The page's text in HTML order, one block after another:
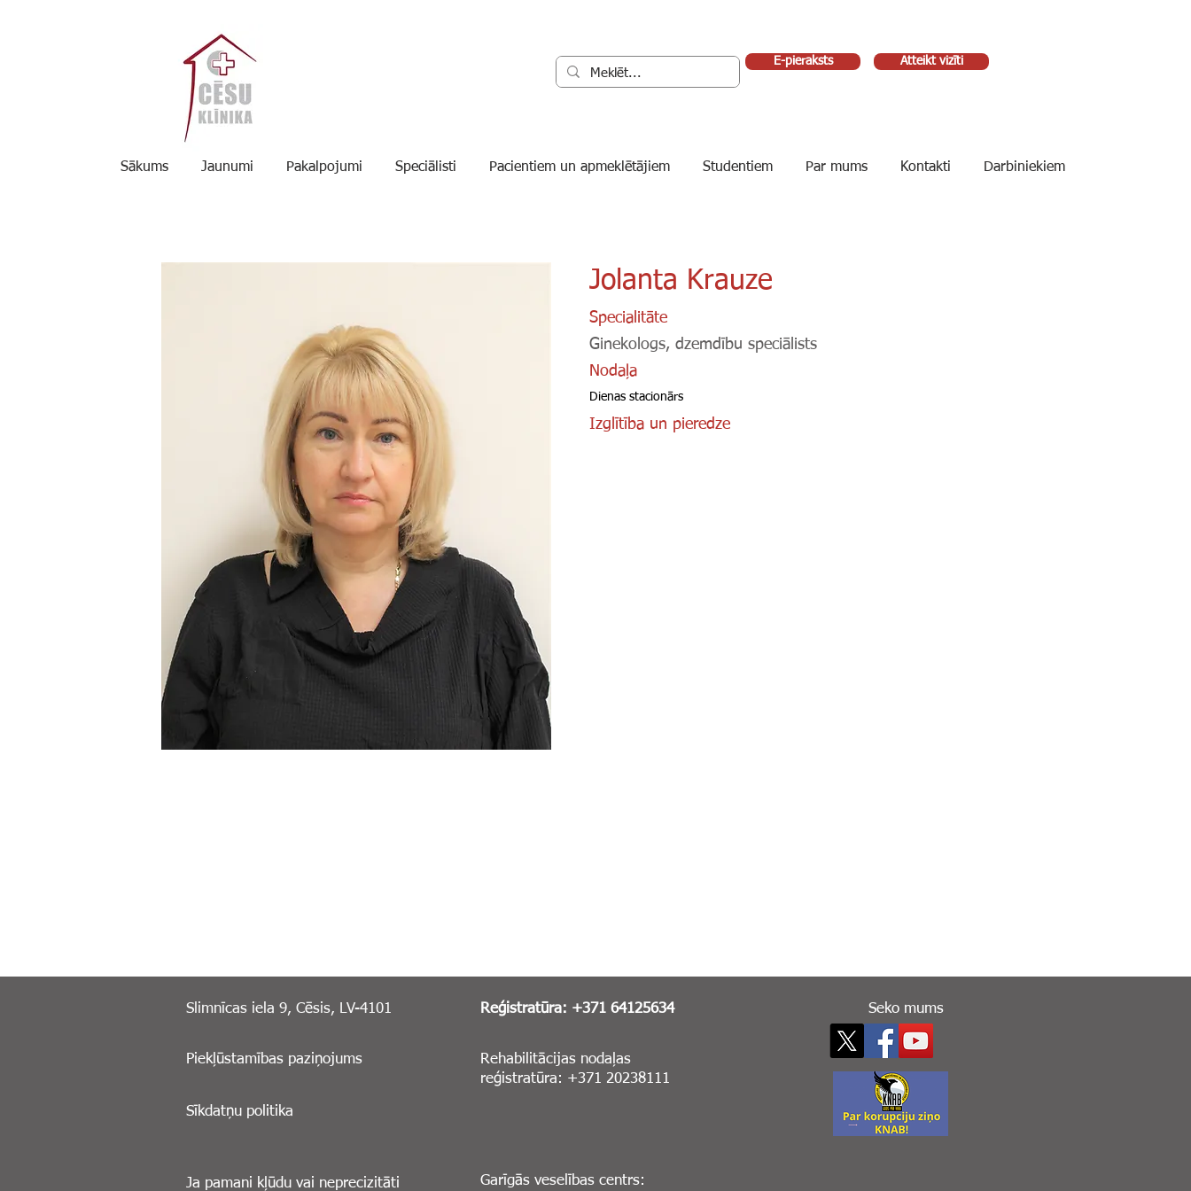
E-pieraksts Atteikt vizīti
Sākums Jaunumi Pakalpojumi Speciālisti Pacientiem un apmeklētājiem Studentiem Par mums Kontakti Darbiniekiem
Jolanta Krauze
Specialitāte
Ginekologs, dzemdību speciālists
Nodaļa
Dienas stacionārs
Izglītība un pieredze
Slimnīcas iela 9, Cēsis, LV-4101 Reģistratūra: +371 64125634
Piekļūstamības paziņojums
Sīkdatņu politika
Rehabilitācijas nodaļas
reģistratūra: +371 20238111
Ja pamani kļūdu vai neprecizitāti Garīgās veselības centrs:
Seko mums